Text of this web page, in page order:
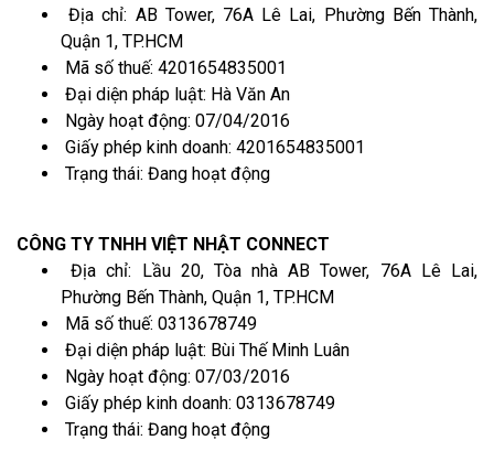
Địa chỉ: AB Tower, 76A Lê Lai, Phường Bến Thành,
Quận 1, TP.HCM
Mã số thuế: 4201654835001
Đại diện pháp luật: Hà Văn An
Ngày hoạt động: 07/04/2016
Giấy phép kinh doanh: 4201654835001
Trạng thái: Đang hoạt động
CÔNG TY TNHH VIỆT NHẬT CONNECT
Địa chỉ: Lầu 20, Tòa nhà AB Tower, 76A Lê Lai,
Phường Bến Thành, Quận 1, TP.HCM
Mã số thuế: 0313678749
Đại diện pháp luật: Bùi Thế Minh Luân
Ngày hoạt động: 07/03/2016
Giấy phép kinh doanh: 0313678749
Trạng thái: Đang hoạt động